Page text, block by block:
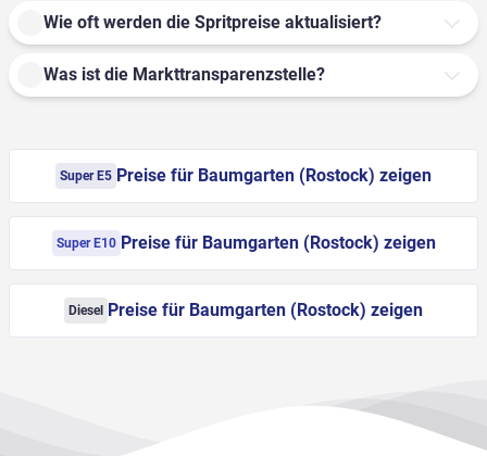
Wie oft werden die Spritpreise aktualisiert?
Was ist die Markttransparenzstelle?
Super E5 Preise für Baumgarten (Rostock) zeigen
Super E10 Preise für Baumgarten (Rostock) zeigen
Diesel Preise für Baumgarten (Rostock) zeigen